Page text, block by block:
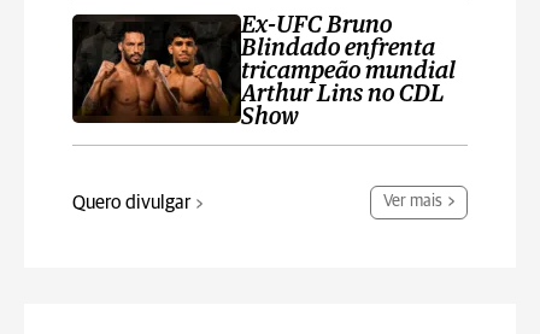
Ex-UFC Bruno
Blindado enfrenta
tricampeão mundial
Arthur Lins no CDL
Show
Quero divulgar Ver mais